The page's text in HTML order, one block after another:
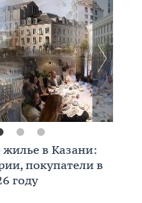
в Казани:
покупатели в
году